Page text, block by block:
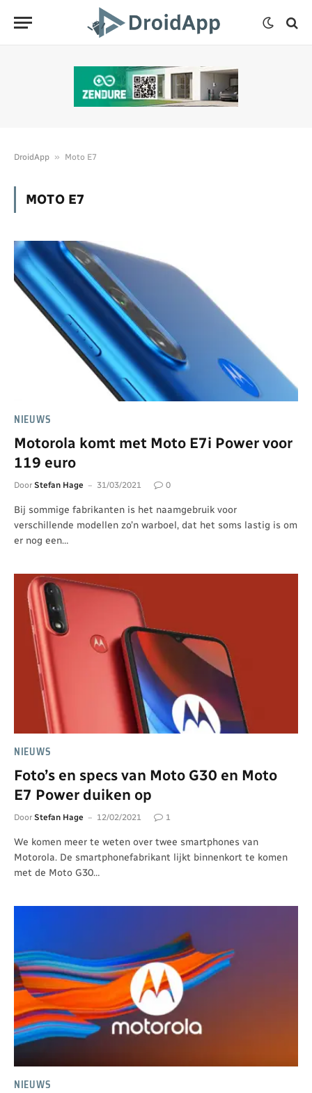
DroidApp » Moto E7
MOTO E7
NIEUWS
Motorola komt met Moto E7i Power voor
119 euro
Door Stefan Hage 31/03/2021 0
Bij sommige fabrikanten is het naamgebruik voor
verschillende modellen zo’n warboel, dat het soms lastig is om
er nog een…
NIEUWS
Foto’s en specs van Moto G30 en Moto
E7 Power duiken op
Door Stefan Hage 12/02/2021 1
We komen meer te weten over twee smartphones van
Motorola. De smartphonefabrikant lijkt binnenkort te komen
met de Moto G30…
NIEUWS